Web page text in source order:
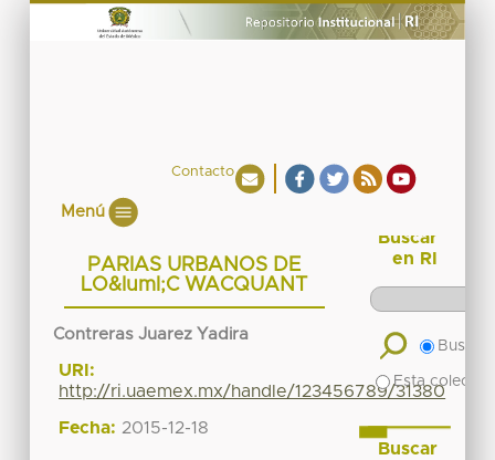
Contacto
Menú
PARIAS URBANOS DE
LO&Iuml;C WACQUANT
Contreras Juarez Yadira
URI:
http://ri.uaemex.mx/handle/123456789/31380
Fecha: 2015-12-18
Buscar
en RI
Buscar
Esta
Buscar